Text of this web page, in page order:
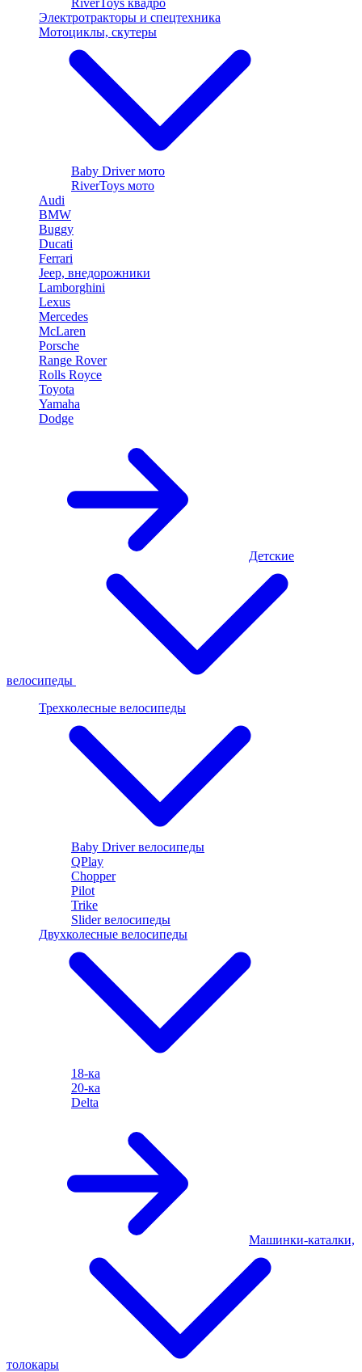
RiverToys квадро
Электротракторы и спецтехника
Мотоциклы, скутеры
Baby Driver мото
RiverToys мото
Audi
BMW
Buggy
Ducati
Ferrari
Jeep, внедорожники
Lamborghini
Lexus
Mercedes
McLaren
Porsche
Range Rover
Rolls Royce
Toyota
Yamaha
Dodge
Детские
велосипеды
Трехколесные велосипеды
Baby Driver велосипеды
QPlay
Chopper
Pilot
Trike
Slider велосипеды
Двухколесные велосипеды
18-ка
20-ка
Delta
Машинки-каталки,
толокары